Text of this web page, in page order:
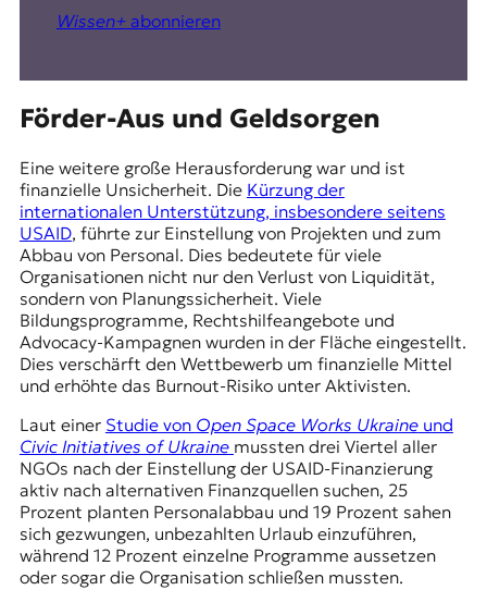
Wissen+abonnieren
Förder-Aus und Geldsorgen
Eine weitere große Herausforderung war und ist
finanzielle Unsicherheit. Die Kürzung der
internationalen Unterstützung, insbesondere seitens
USAID, führte zur Einstellung von Projekten und zum
Abbau von Personal. Dies bedeutete für viele
Organisationen nicht nur den Verlust von Liquidität,
sondern von Planungssicherheit. Viele
Bildungsprogramme, Rechtshilfeangebote und
Advocacy-Kampagnen wurden in der Fläche eingestellt.
Dies verschärft den Wettbewerb um finanzielle Mittel
und erhöhte das Burnout-Risiko unter Aktivisten.
Laut einer Studie von Open Space Works Ukraineund
Civic Initiatives of Ukraine mussten drei Viertel aller
NGOs nach der Einstellung der USAID-Finanzierung
aktiv nach alternativen Finanzquellen suchen, 25
Prozent planten Personalabbau und 19 Prozent sahen
sich gezwungen, unbezahlten Urlaub einzuführen,
während 12 Prozent einzelne Programme aussetzen
oder sogar die Organisation schließen mussten.